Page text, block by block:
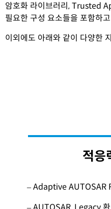
암호화 라이브러리, Trusted
필요한 구성 요소들을 포함하
이외에도 아래와 같이 다양한
적응
– Adaptive AUTOSAR